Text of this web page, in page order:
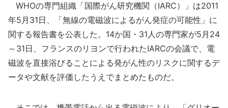
WHOの専門組織「国際がん研究機関（IARC）」は2011
年5月31日、「無線の電磁波によるがん発症の可能性」に
関する報告書を公表した。14か国・31人の専門家が5月24
～31日、フランスのリヨンで行われたIARCの会議で、電
磁波を直接浴びることによる発がん性のリスクに関するデ
ータや文献を評価したうえでまとめたものだ。